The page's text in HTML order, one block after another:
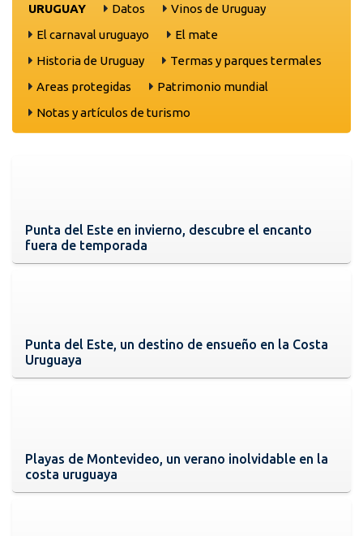
URUGUAY Datos
Vinos de Uruguay
El carnaval uruguayo
El mate
Historia de Uruguay
Termas y parques termales
Areas protegidas
Patrimonio mundial
Notas y artículos de turismo
Punta del Este en invierno, descubre el encanto
fuera de temporada
Punta del Este, un destino de ensueño en la Costa
Uruguaya
Playas de Montevideo, un verano inolvidable en la
costa uruguaya